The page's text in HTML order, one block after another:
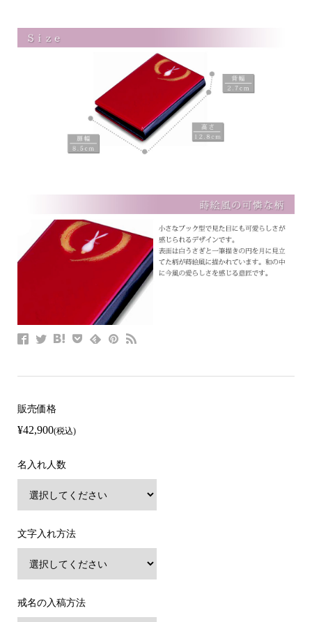
販売価格
¥42,900(税込)
名入れ人数
文字入れ方法
戒名の入稿方法